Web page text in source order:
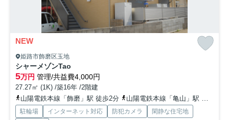
NEW
姫路市飾磨区玉地
シャーメゾンTao
5万円 管理/共益費4,000円
27.27㎡ (1K) /築16年 /2階建
山陽電鉄本線「飾磨」駅 徒歩2分
山陽電鉄本線「亀山」駅 徒歩21分
駐輪場 インターネット対応 防犯カメラ
閑静な住宅地